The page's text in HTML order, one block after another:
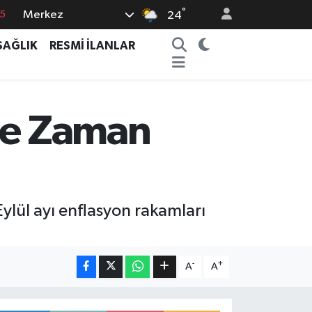
Merkez 24°
RESMİ İLANLAR
Zaman
ayı enflasyon rakamları
A- A+